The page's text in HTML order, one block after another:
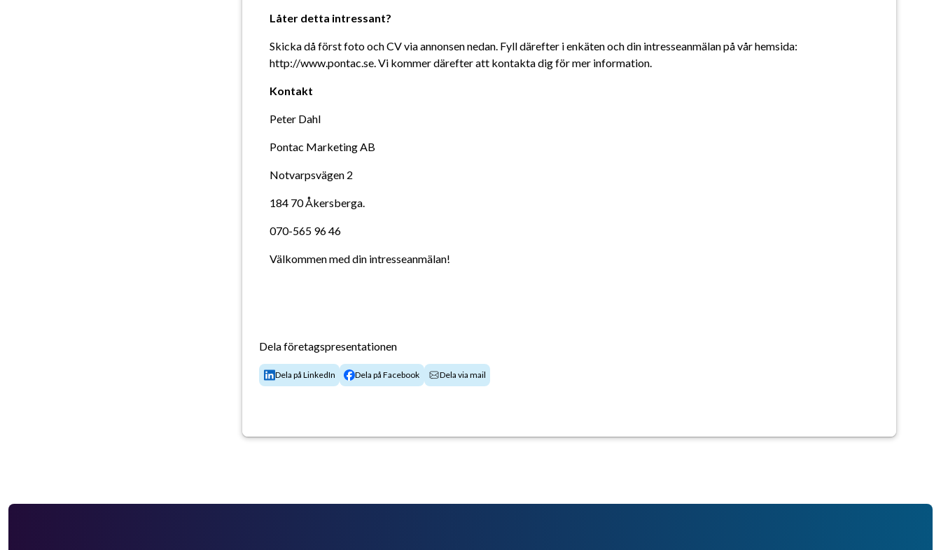
Låter detta intressant?
Skicka då först foto och CV via annonsen nedan. Fyll därefter i enkäten och din intresseanmälan på vår hemsida:
http://www.pontac.se. Vi kommer därefter att kontakta dig för mer information.
Kontakt
Peter Dahl
Pontac Marketing AB
Notvarpsvägen 2
184 70 Åkersberga.
070-565 96 46
Välkommen med din intresseanmälan!
Dela företagspresentationen
Dela på LinkedIn Dela på Facebook Dela via mail